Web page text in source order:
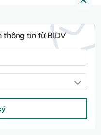
thông tin từ BIDV